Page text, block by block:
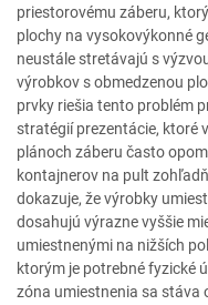
priestorovému záberu,
plochy na vysokovýkonné
neustále stretávajú s
výrobkov s obmedzenou
prvky riešia tento problém
stratégií prezentácie, ktoré
plánoch záberu často
kontajnerov na pult
dokazuje, že výrobky
dosahujú výrazne vyššie
umiestnenými na nižších
ktorým je potrebné fyzické
zóna umiestnenia sa stáva